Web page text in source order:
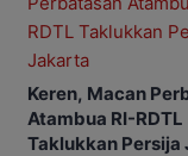
Keren, Macan
Atambua RI-RDTL
Taklukkan Persija